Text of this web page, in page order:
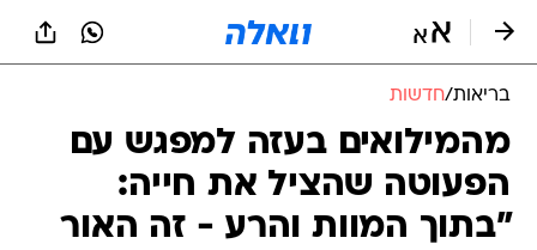
בריאות/חדשות
מהמילואים בעזה למפגש עם
הפעוטה שהציל את חייה:
"בתוך המוות והרע - זה האור